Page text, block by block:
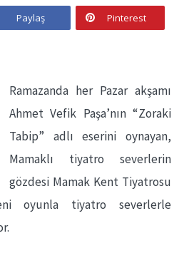
Paylaş Pinterest
Ramazanda her Pazar akşamı
Ahmet Vefik Paşa’nın “Zoraki
Tabip” adlı eserini oynayan,
Mamaklı tiyatro severlerin
gözdesi Mamak Kent Tiyatrosu
oyunla tiyatro severlerle